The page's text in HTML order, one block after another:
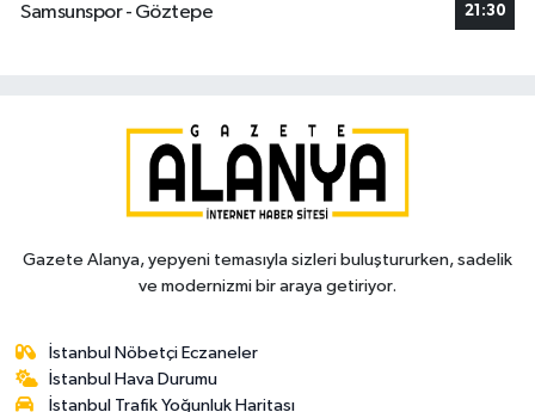
Samsunspor - Göztepe
21:30
Gazete Alanya, yepyeni temasıyla sizleri buluştururken, sadelik
ve modernizmi bir araya getiriyor.
İstanbul Nöbetçi Eczaneler
İstanbul Hava Durumu
İstanbul Trafik Yoğunluk Haritası